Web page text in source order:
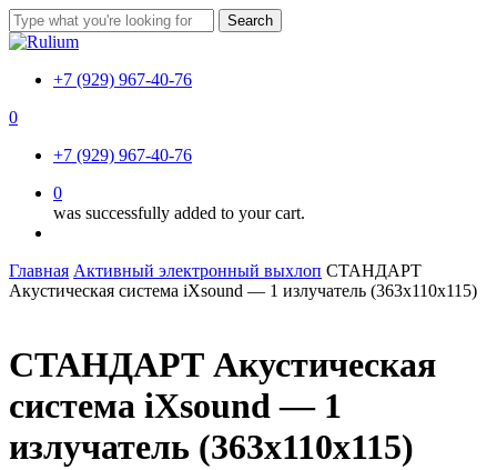
Skip
to
content
Search
Close
+7 (929) 967-40-76
0
+7 (929) 967-40-76
0
was successfully added to your cart.
Главная Активный электронный выхлоп СТАНДАРТ
Акустическая система iXsound — 1 излучатель (363х110х115)
СТАНДАРТ Акустическая
система iXsound — 1
излучатель (363х110х115)